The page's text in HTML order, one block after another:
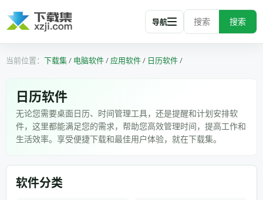
搜索
导航
下载集/ 电脑软件/ 应用软件/ 日历软件/
日历软件
无论您需要桌面日历、时间管理工具，还是提醒和计划安排软
件，这里都能满足您的需求，帮助您高效管理时间，提高工作和
生活效率。享受便捷下载和最佳用户体验，就在下载集。
软件分类